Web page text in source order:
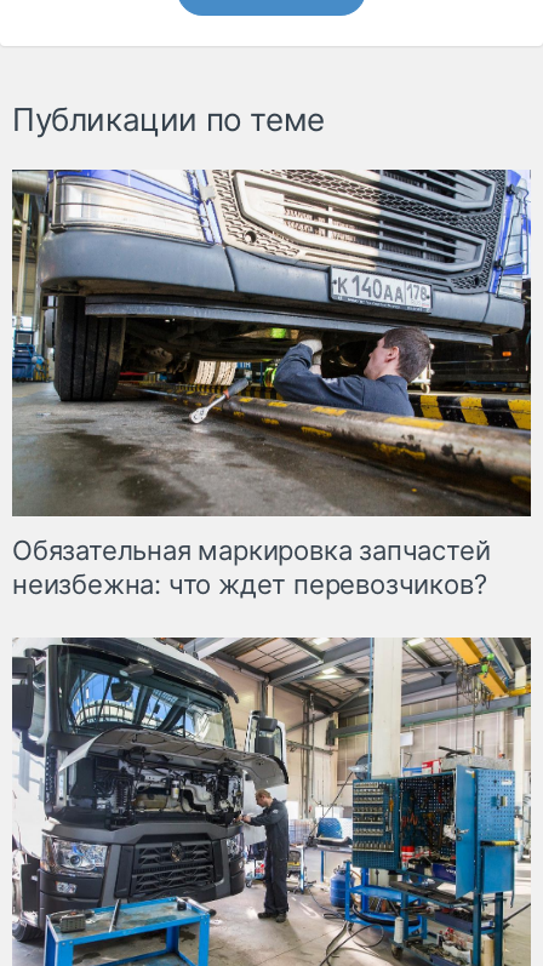
Публикации по теме
Обязательная маркировка запчастей
неизбежна: что ждет перевозчиков?